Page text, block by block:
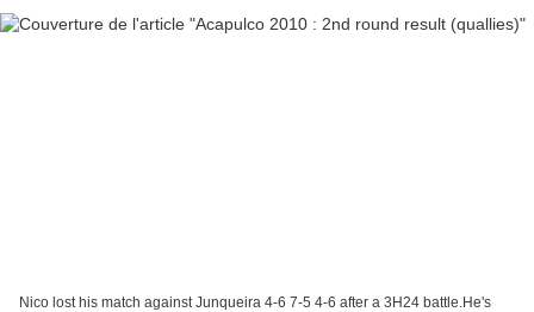
Nico lost his match against Junqueira 4-6 7-5 4-6 after a 3H24 battle.He's